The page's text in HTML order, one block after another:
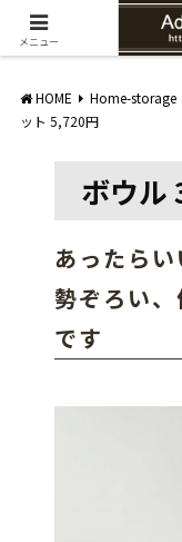
愛知県みよし市の工務店
HOME Home-storage
ット 5,720円
ボウル
あったら
勢ぞろい
です
メニュー